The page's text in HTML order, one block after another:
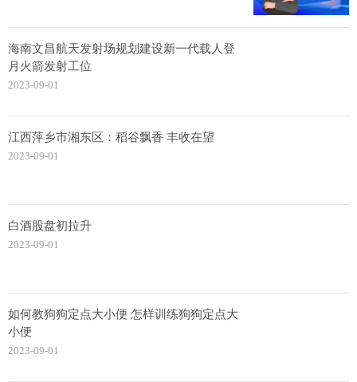
海南文昌航天发射场规划建设新一代载人登
月火箭发射工位
2023-09-01
江西萍乡市湘东区：稻谷飘香 丰收在望
2023-09-01
白酒股盘初拉升
2023-09-01
如何教狗狗定点大小便 怎样训练狗狗定点大
小便
2023-09-01